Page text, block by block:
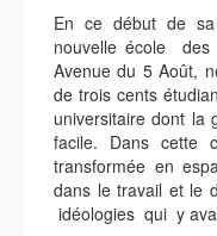
En ce début de sa
nouvelle école
Avenue du 5 Août,
de trois cents
universitaire dont la
facile. Dans cette
transformée en
dans le travail et le
idéologies qui y